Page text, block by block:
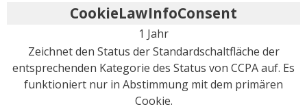
CookieLawInfoConsent
1 Jahr
Zeichnet den Status der Standardschaltfläche der
entsprechenden Kategorie des Status von CCPA auf. Es
funktioniert nur in Abstimmung mit dem primären
Cookie.